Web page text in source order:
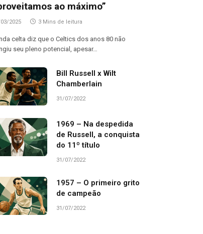
ao máximo”
2025 3 Mins de leitura
celta diz que o Celtics dos anos 80 não
seu pleno potencial, apesar…
Bill Russell x Wilt
Chamberlain
31/07/2022
1969 – Na despedida
de Russell, a conquista
do 11º título
31/07/2022
1957 – O primeiro grito
de campeão
31/07/2022